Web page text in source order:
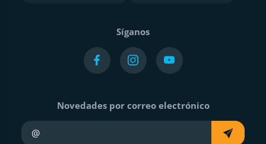
Síganos
Novedades por correo electrónico